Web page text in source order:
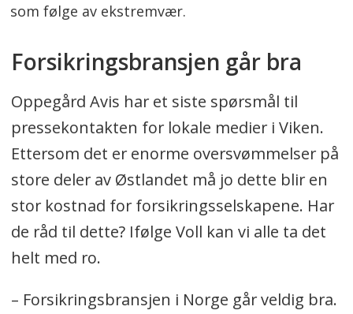
som følge av ekstremvær.
Forsikringsbransjen går bra
Oppegård Avis har et siste spørsmål til
pressekontakten for lokale medier i Viken.
Ettersom det er enorme oversvømmelser på
store deler av Østlandet må jo dette blir en
stor kostnad for forsikringsselskapene. Har
de råd til dette? Ifølge Voll kan vi alle ta det
helt med ro.
– Forsikringsbransjen i Norge går veldig bra.